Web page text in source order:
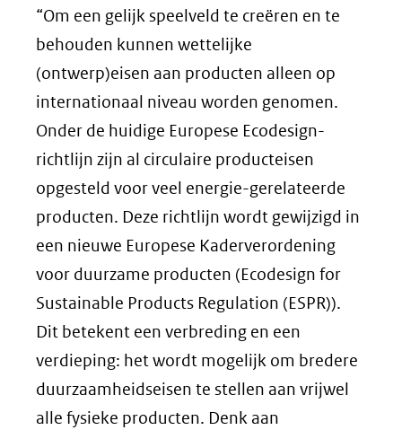
nieuw
(verwijst
naar
een
andere
website)
“Om een gelijk speelveld te creëren en te
behouden kunnen wettelijke
(ontwerp)eisen aan producten alleen op
internationaal niveau worden genomen.
Onder de huidige Europese Ecodesign-
richtlijn zijn al circulaire producteisen
opgesteld voor veel energie-gerelateerde
producten. Deze richtlijn wordt gewijzigd in
een nieuwe Europese Kaderverordening
voor duurzame producten (Ecodesign for
Sustainable Products Regulation (ESPR)).
Dit betekent een verbreding en een
verdieping: het wordt mogelijk om bredere
duurzaamheidseisen te stellen aan vrijwel
alle fysieke producten. Denk aan